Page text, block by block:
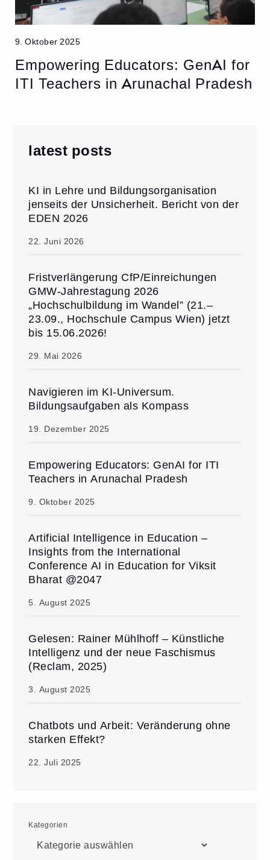
9. Oktober 2025
Empowering Educators: GenAI for
ITI Teachers in Arunachal Pradesh
latest posts
KI in Lehre und Bildungsorganisation
jenseits der Unsicherheit. Bericht von der
EDEN 2026
22. Juni 2026
Fristverlängerung CfP/Einreichungen
GMW-Jahrestagung 2026
„Hochschulbildung im Wandel” (21.–
23.09., Hochschule Campus Wien) jetzt
bis 15.06.2026!
29. Mai 2026
Navigieren im KI-Universum.
Bildungsaufgaben als Kompass
19. Dezember 2025
Empowering Educators: GenAI for ITI
Teachers in Arunachal Pradesh
9. Oktober 2025
Artificial Intelligence in Education –
Insights from the International
Conference AI in Education for Viksit
Bharat @2047
5. August 2025
Gelesen: Rainer Mühlhoff – Künstliche
Intelligenz und der neue Faschismus
(Reclam, 2025)
3. August 2025
Chatbots und Arbeit: Veränderung ohne
starken Effekt?
22. Juli 2025
Kategorien